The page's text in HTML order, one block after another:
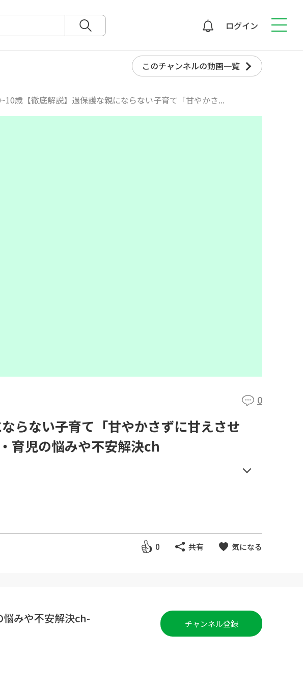
ログイン
このチャンネルの動画一覧
歳【徹底解説】過保護な親にならない子育て「甘やかさ...
0
らない子育て「甘やかさずに甘えさせ
育児の悩みや不安解決ch
子で好きな動画を選び見るだけで、勉強の基
続する力を育んでいきます！いつでもどこでも
0 共有 気になる
みや不安解決ch- チャンネル登録